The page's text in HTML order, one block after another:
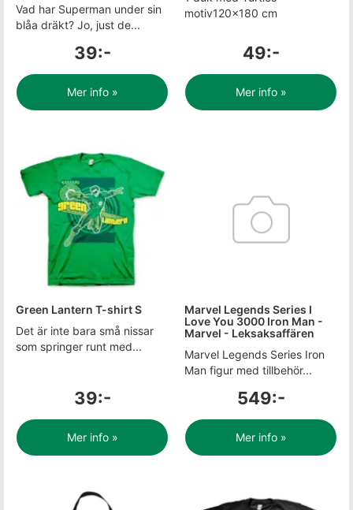
Vad har Superman under sin
blåa dräkt? Jo, just de...
39:-
Mer info »
motiv120x180 cm
49:-
Mer info »
Green Lantern T-shirt S
Det är inte bara små nissar
som springer runt med...
39:-
Mer info »
Marvel Legends Series I
Love You 3000 Iron Man -
Marvel - Leksaksaffären
Marvel Legends Series Iron
Man figur med tillbehör...
549:-
Mer info »